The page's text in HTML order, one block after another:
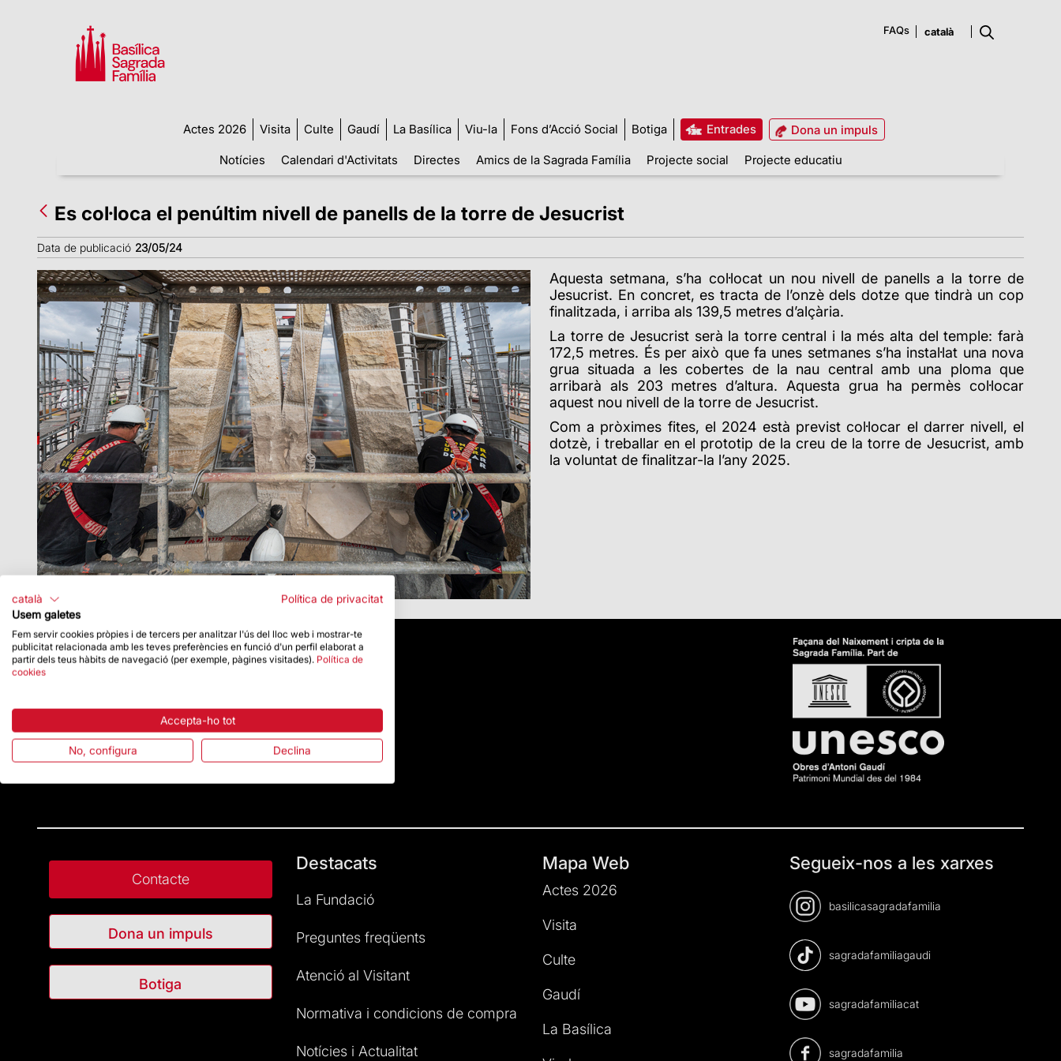
FAQs
Actes 2026 Visita Culte Gaudí La Basílica Viu-la Fons d’Acció Social Botiga Entrades
Dona un impuls
Notícies
Calendari d'Activitats Directes Amics de la Sagrada Família Projecte social Projecte educatiu
Es col·loca el penúltim nivell de panells de la torre de Jesucrist
Data de publicació 23/05/24
Aquesta setmana, s’ha col·locat un nou nivell de panells a la torre de
Jesucrist. En concret, es tracta de l’onzè dels dotze que tindrà un cop
finalitzada, i arriba als 139,5 metres d’alçària.
La torre de Jesucrist serà la torre central i la més alta del temple: farà
172,5 metres. És per això que fa unes setmanes s’ha instal·lat una nova
grua situada a les cobertes de la nau central amb una ploma que
arribarà als 203 metres d’altura. Aquesta grua ha permès col·locar
aquest nou nivell de la torre de Jesucrist.
Com a pròximes fites, el 2024 està previst col·locar el darrer nivell, el
dotzè, i treballar en el prototip de la creu de la torre de Jesucrist, amb
la voluntat de finalitzar-la l’any 2025.
Contacte
Dona un impuls
Botiga
Destacats
La Fundació
Preguntes freqüents
Atenció al Visitant
Normativa i condicions de compra
Notícies i Actualitat
Mapa Web
Actes 2026
Visita
Culte
Gaudí
La Basílica
Segueix-nos a les xarxes
basilicasagradafamilia
sagradafamiliagaudi
sagradafamiliacat
sagradafamilia
català
Política de privacitat
Usem galetes
Fem servir cookies pròpies i de tercers per analitzar l'ús del lloc web i mostrar-te
publicitat relacionada amb les teves preferències en funció d'un perfil elaborat a
partir dels teus hàbits de navegació (per exemple, pàgines visitades). Política de
cookies
Accepta-ho tot
No, configura Declina